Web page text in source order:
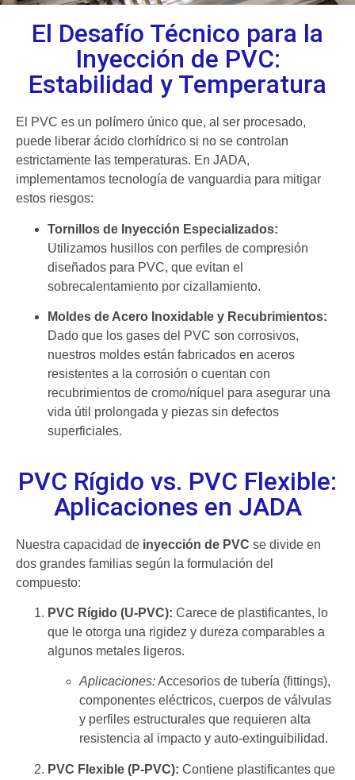
El Desafío Técnico para la
Inyección de PVC:
Estabilidad y Temperatura
El PVC es un polímero único que, al ser procesado,
puede liberar ácido clorhídrico si no se controlan
estrictamente las temperaturas. En JADA,
implementamos tecnología de vanguardia para mitigar
estos riesgos:
Tornillos de Inyección Especializados:
Utilizamos husillos con perfiles de compresión
diseñados para PVC, que evitan el
sobrecalentamiento por cizallamiento.
Moldes de Acero Inoxidable y Recubrimientos:
Dado que los gases del PVC son corrosivos,
nuestros moldes están fabricados en aceros
resistentes a la corrosión o cuentan con
recubrimientos de cromo/níquel para asegurar una
vida útil prolongada y piezas sin defectos
superficiales.
PVC Rígido vs. PVC Flexible:
Aplicaciones en JADA
Nuestra capacidad de inyección de PVC se divide en
dos grandes familias según la formulación del
compuesto:
PVC Rígido (U-PVC): Carece de plastificantes, lo
que le otorga una rigidez y dureza comparables a
algunos metales ligeros.
Aplicaciones:Accesorios de tubería (fittings),
componentes eléctricos, cuerpos de válvulas
y perfiles estructurales que requieren alta
resistencia al impacto y auto-extinguibilidad.
PVC Flexible (P-PVC): Contiene plastificantes que